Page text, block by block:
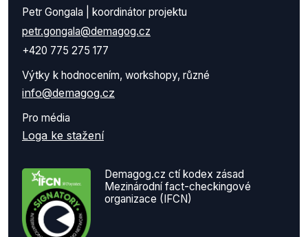
Petr Gongala | koordinátor projektu
petr.gongala@demagog.cz
+420 775 275 177
Výtky k hodnocením, workshopy, různé
info@demagog.cz
Pro média
Loga ke stažení
Demagog.cz ctí kodex zásad
Mezinárodní fact-checkingové
organizace (IFCN)